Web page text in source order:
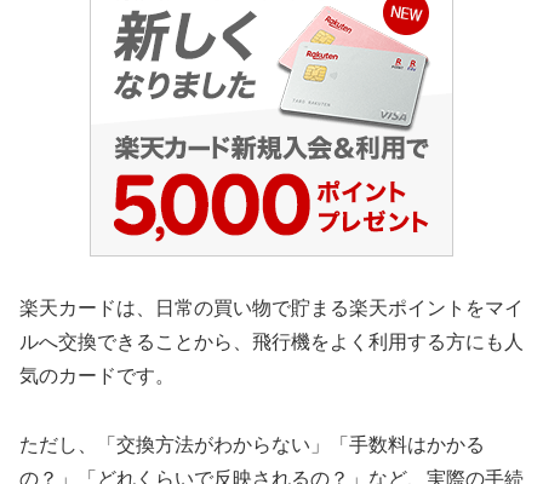
楽天カードは、日常の買い物で貯まる楽天ポイントをマイ
ルへ交換できることから、飛行機をよく利用する方にも人
気のカードです。
ただし、「交換方法がわからない」「手数料はかかる
の？」「どれくらいで反映されるの？」など、実際の手続